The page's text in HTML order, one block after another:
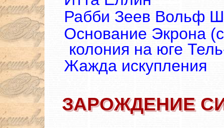
Рабби Зеев Вольф
Основание Экрона
колония на юге
Жажда искупления
ЗАРОЖДЕНИЕ